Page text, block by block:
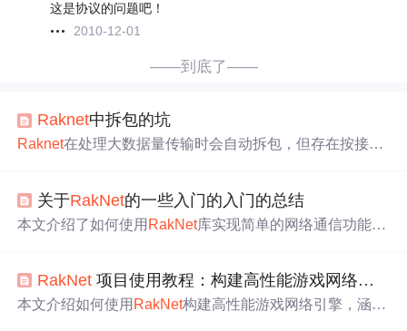
这是协议的问题吧！
2010-12-01
——到底了——
Raknet中拆包的坑
Raknet在处理大数据量传输时会自动拆包，但存在按接收
t1_1发生丢包，则最终可能会接收到 Packet1_2+
1，造成数据错误。
关于RakNet的一些入门的入门的总结
本文介绍了如何使用 RakNet库实现简单的网络通信功能，
细解释了如何解析自定义消息并提取不同类型的数据，如
飞行器的速度和高度。
RakNet 项目使用教程：构建高性能游戏网络引擎
本文介绍如何使用 RakNet构建高性能游戏网络引擎，涵盖